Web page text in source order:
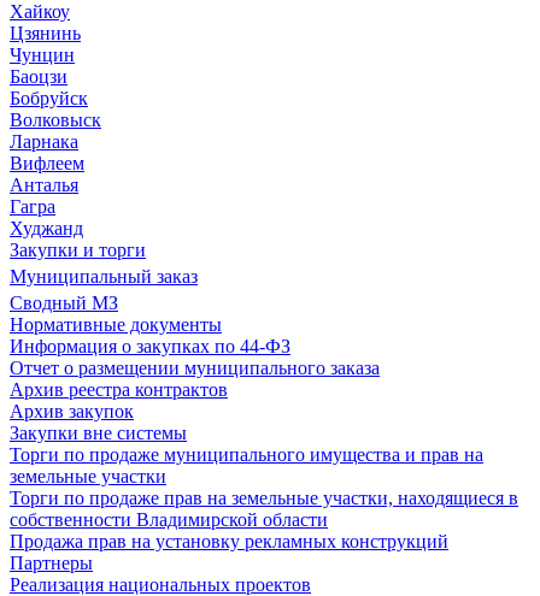
Хайкоу
Цзянинь
Чунцин
Баоцзи
Бобруйск
Волковыск
Ларнака
Вифлеем
Анталья
Гагра
Худжанд
Закупки и торги
Муниципальный заказ
Сводный МЗ
Нормативные документы
Информация о закупках по 44-ФЗ
Отчет о размещении муниципального заказа
Архив реестра контрактов
Архив закупок
Закупки вне системы
Торги по продаже муниципального имущества и прав на
земельные участки
Торги по продаже прав на земельные участки, находящиеся в
собственности Владимирской области
Продажа прав на установку рекламных конструкций
Партнеры
Реализация национальных проектов